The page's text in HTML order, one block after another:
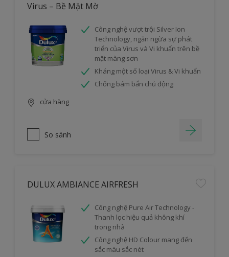
Virus – Bề Mặt Mờ
Công nghệ vượt trội Silver Ion
Technology, ngăn ngừa sự phát
triển của Virus và Vi khuẩn trên bề
mặt màng sơn
Kháng một số loại Virus & Vi khuẩn
Chống bám bẩn chủ động
cửa hàng
So sánh
DULUX AMBIANCE AIRFRESH
Công nghệ Pure Air Technology -
Thanh lọc hiệu quả không khí
trong nhà
Công nghệ HD Colour mang đến
sắc màu sắc nét